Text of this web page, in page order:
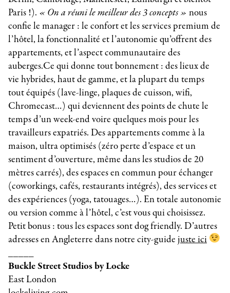
Paris !). « On a réuni le meilleur des 3 concepts » nous
confie le manager : le confort et les services premium de
l’hôtel, la fonctionnalité et l’autonomie qu’offrent des
appartements, et l’aspect communautaire des
auberges.Ce qui donne tout bonnement : des lieux de
vie hybrides, haut de gamme, et la plupart du temps
tout équipés (lave-linge, plaques de cuisson, wifi,
Chromecast…) qui deviennent des points de chute le
temps d’un week-end voire quelques mois pour les
travailleurs expatriés. Des appartements comme à la
maison, ultra optimisés (zéro perte d’espace et un
sentiment d’ouverture, même dans les studios de 20
mètres carrés), des espaces en commun pour échanger
(coworkings, cafés, restaurants intégrés), des services et
des expériences (yoga, tatouages…). En totale autonomie
ou version comme à l’hôtel, c’est vous qui choisissez.
Petit bonus : tous les espaces sont dog friendly. D’autres
adresses en Angleterre dans notre city-guide juste ici
Buckle Street Studios by Locke
East London